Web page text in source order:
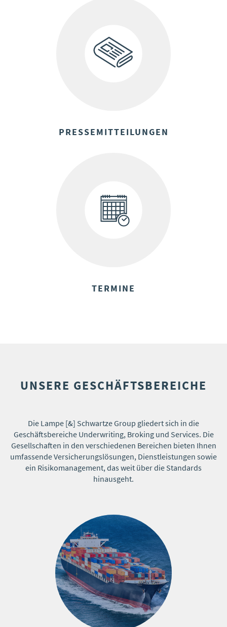
PRESSEMITTEILUNGEN
TERMINE
UNSERE GESCHÄFTSBEREICHE
Die Lampe [&] Schwartze Group gliedert sich in die
Geschäftsbereiche Underwriting, Broking und Services. Die
Gesellschaften in den verschiedenen Bereichen bieten Ihnen
umfassende Versicherungslösungen, Dienstleistungen sowie
ein Risikomanagement, das weit über die Standards
hinausgeht.